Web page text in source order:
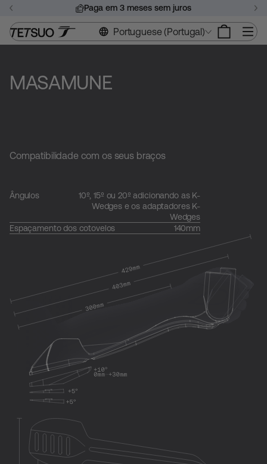
Saltar
conteúdo
Pausar
apresentação
de
Paga em 3 meses sem juros
Portuguese (Portugal)
MASAMUNE
Compatibilidade com os seus braços
Ângulos
10º, 15º ou 20º adicionando as K-
Wedges e os adaptadores K-
Wedges
Espaçamento dos cotovelos
140mm